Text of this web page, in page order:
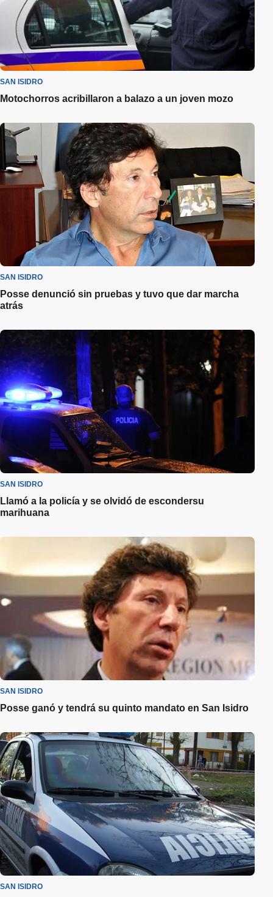
SAN ISIDRO
Motochorros acribillaron a balazo a un joven mozo
SAN ISIDRO
Posse denunció sin pruebas y tuvo que dar marcha
atrás
SAN ISIDRO
Llamó a la policía y se olvidó de escondersu
marihuana
SAN ISIDRO
Posse ganó y tendrá su quinto mandato en San Isidro
SAN ISIDRO